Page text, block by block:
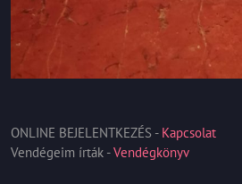
ONLINE BEJELENTKEZÉS - Kapcsolat
Vendégeim írták -Vendégkönyv